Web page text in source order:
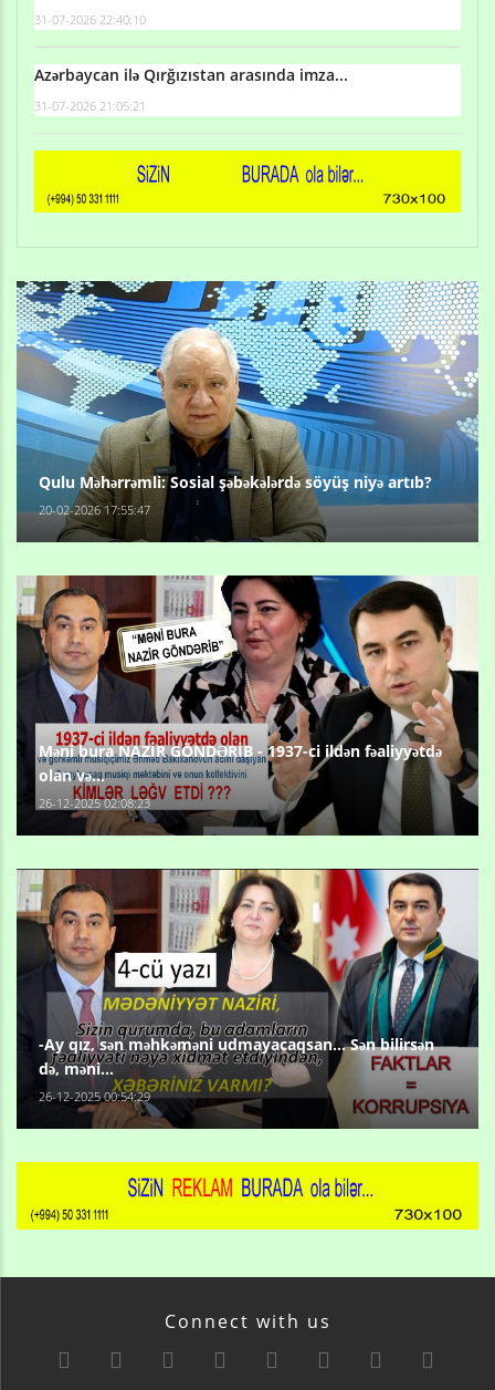
31-07-2026 22:40:10
Azərbaycan ilə Qırğızıstan arasında imza...
31-07-2026 21:05:21
Qulu Məhərrəmli: Sosial şəbəkələrdə söyüş niyə artıb?
20-02-2026 17:55:47
Məni bura NAZİR GÖNDƏRİB - 1937-ci ildən fəaliyyətdə
olan və...
26-12-2025 02:08:23
-Ay qız, sən məhkəməni udmayacaqsan... Sən bilirsən
də, məni...
26-12-2025 00:54:29
Connect with us